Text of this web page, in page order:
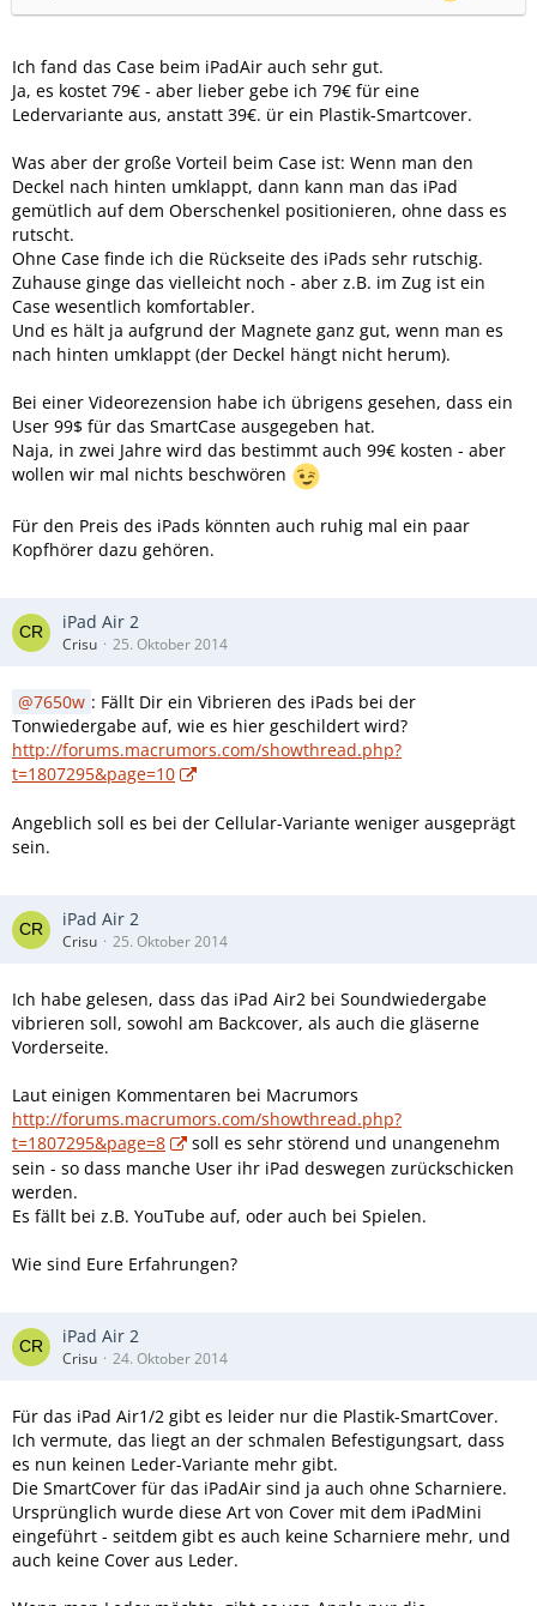
Ich fand das Case beim iPadAir auch sehr gut.
Ja, es kostet 79€ - aber lieber gebe ich 79€ für eine
Ledervariante aus, anstatt 39€. ür ein Plastik-Smartcover.
Was aber der große Vorteil beim Case ist: Wenn man den
Deckel nach hinten umklappt, dann kann man das iPad
gemütlich auf dem Oberschenkel positionieren, ohne dass es
rutscht.
Ohne Case finde ich die Rückseite des iPads sehr rutschig.
Zuhause ginge das vielleicht noch - aber z.B. im Zug ist ein
Case wesentlich komfortabler.
Und es hält ja aufgrund der Magnete ganz gut, wenn man es
nach hinten umklappt (der Deckel hängt nicht herum).
Bei einer Videorezension habe ich übrigens gesehen, dass ein
User 99$ für das SmartCase ausgegeben hat.
Naja, in zwei Jahre wird das bestimmt auch 99€ kosten - aber
wollen wir mal nichts beschwören
Für den Preis des iPads könnten auch ruhig mal ein paar
Kopfhörer dazu gehören.
iPad Air 2
Crisu 25. Oktober 2014
7650w : Fällt Dir ein Vibrieren des iPads bei der
Tonwiedergabe auf, wie es hier geschildert wird?
http://forums.macrumors.com/showthread.php?
t=1807295&page=10
Angeblich soll es bei der Cellular-Variante weniger ausgeprägt
sein.
iPad Air 2
Crisu 25. Oktober 2014
Ich habe gelesen, dass das iPad Air2 bei Soundwiedergabe
vibrieren soll, sowohl am Backcover, als auch die gläserne
Vorderseite.
Laut einigen Kommentaren bei Macrumors
http://forums.macrumors.com/showthread.php?
t=1807295&page=8
soll es sehr störend und unangenehm
sein - so dass manche User ihr iPad deswegen zurückschicken
werden.
Es fällt bei z.B. YouTube auf, oder auch bei Spielen.
Wie sind Eure Erfahrungen?
iPad Air 2
Crisu 24. Oktober 2014
Für das iPad Air1/2 gibt es leider nur die Plastik-SmartCover.
Ich vermute, das liegt an der schmalen Befestigungsart, dass
es nun keinen Leder-Variante mehr gibt.
Die SmartCover für das iPadAir sind ja auch ohne Scharniere.
Ursprünglich wurde diese Art von Cover mit dem iPadMini
eingeführt - seitdem gibt es auch keine Scharniere mehr, und
auch keine Cover aus Leder.